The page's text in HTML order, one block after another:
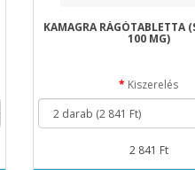
KAMAGRA RÁGÓTABLETTA
100 MG)
Kiszerelés
2 841 Ft